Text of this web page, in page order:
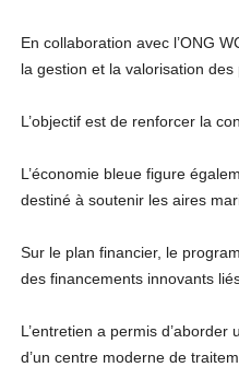
En collaboration avec l’ONG
la gestion et la valorisation
L’objectif est de renforcer la
L’économie bleue figure
destiné à soutenir les aires
Sur le plan financier, le
des financements innovants
L’entretien a permis
d’un centre moderne de